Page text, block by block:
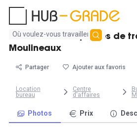
Aucun
résultat
Bureau fermé 4 postes de
Moulineaux
Partager Ajouter aux favoris
Location
bureau
Centre
d'affaires
Photos Prix